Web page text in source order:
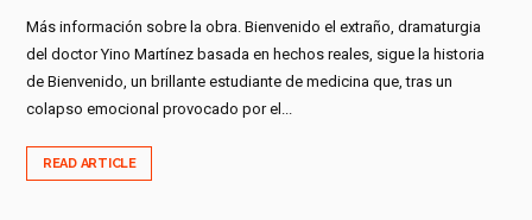
Más información sobre la obra. Bienvenido el extraño, dramaturgia
del doctor Yino Martínez basada en hechos reales, sigue la historia
de Bienvenido, un brillante estudiante de medicina que, tras un
colapso emocional provocado por el...
READ ARTICLE